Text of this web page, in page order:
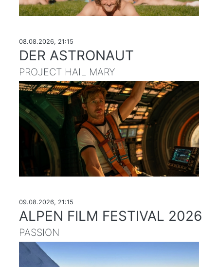
08.08.2026, 21:15
DER ASTRONAUT
PROJECT HAIL MARY
09.08.2026, 21:15
ALPEN FILM FESTIVAL 2026
PASSION